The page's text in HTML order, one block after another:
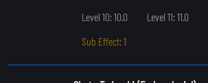
Level 10: 10.0
Level 11: 11.0
Sub Effect: 1